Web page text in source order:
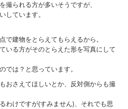
撮られる方が多いそうですが、
しています。
で建物をとらえてもらえるから。
いる方がそのとらえた形を写真にして
では？と思っています。
おさえてほしいとか、反対側からも撮
わけですが(すみません)、それでも思